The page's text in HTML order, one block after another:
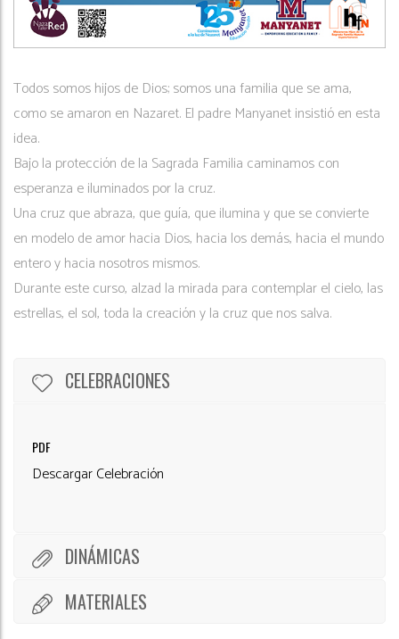
Todos somos hijos de Dios; somos una familia que se ama,
como se amaron en Nazaret. El padre Manyanet insistió en esta
idea.
Bajo la protección de la Sagrada Familia caminamos con
esperanza e iluminados por la cruz.
Una cruz que abraza, que guía, que ilumina y que se convierte
en modelo de amor hacia Dios, hacia los demás, hacia el mundo
entero y hacia nosotros mismos.
Durante este curso, alzad la mirada para contemplar el cielo, las
estrellas, el sol, toda la creación y la cruz que nos salva.
CELEBRACIONES
PDF
Descargar Celebración
DINÁMICAS
MATERIALES